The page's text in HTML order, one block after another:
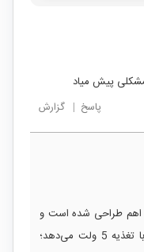
پاسخ | گزارش
تراشه PAM8403 برای بار 4 تا 8 اهم طراحی شده است و
توان نامی 3 وات را روی 4 اهم با تغذیه 5 ولت می‌دهد؛